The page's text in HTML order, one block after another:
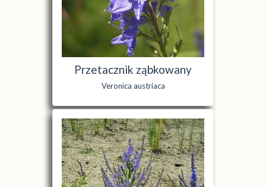
Przetacznik ząbkowany
Veronica austriaca